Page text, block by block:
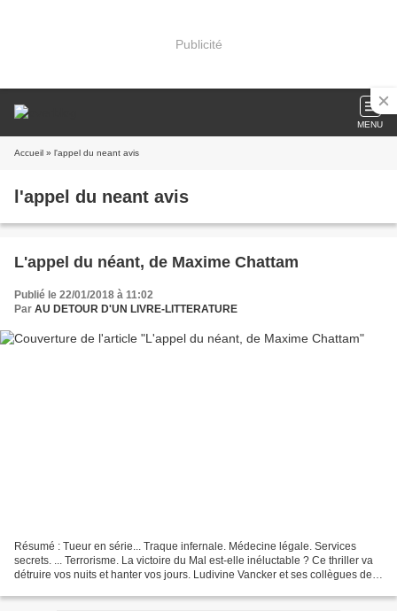
Publicité
MENU
Accueil » l'appel du neant avis
l'appel du neant avis
L'appel du néant, de Maxime Chattam
Publié le 22/01/2018 à 11:02
Par AU DETOUR D'UN LIVRE-LITTERATURE
Résumé : Tueur en série... Traque infernale. Médecine légale. Services
secrets. ... Terrorisme. La victoire du Mal est-elle inéluctable ? Ce thriller va
détruire vos nuits et hanter vos jours. Ludivine Vancker et ses collègues de